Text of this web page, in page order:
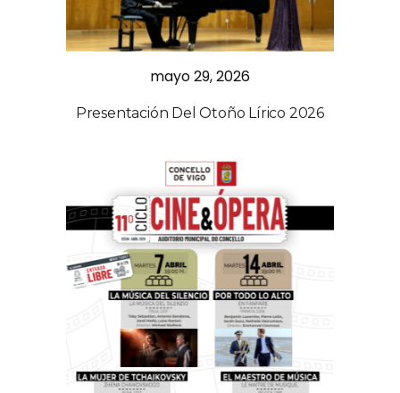
mayo 29, 2026
Presentación Del Otoño Lírico 2026